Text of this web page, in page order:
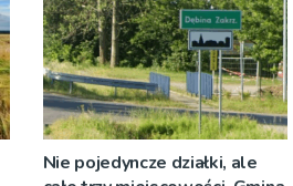
Nie pojedyncze działki, ale